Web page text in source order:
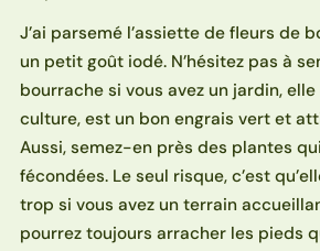
J’ai parsemé l’assiette de fleurs de
un petit goût iodé. N’hésitez pas à
bourrache si vous avez un jardin,
culture, est un bon engrais vert et
Aussi, semez-en près des plantes
fécondées. Le seul risque, c’est
trop si vous avez un terrain
pourrez toujours arracher les pieds